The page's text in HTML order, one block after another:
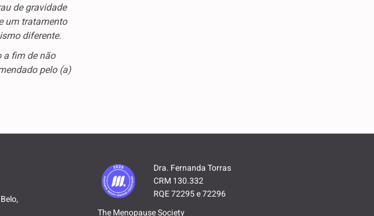
de gravidade
um tratamento
diferente.
a fim de não
pelo (a)
Dra. Fernanda Torras
CRM 130.332
RQE 72295 e 72296
The Menopause Society